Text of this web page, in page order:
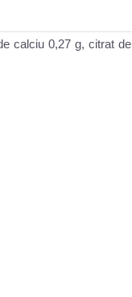
calciu 0,27 g, citrat de